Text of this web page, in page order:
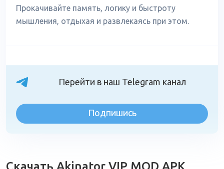
Прокачивайте память, логику и быстроту
мышления, отдыхая и развлекаясь при этом.
Перейти в наш Telegram канал
Подпишись
Скачать Akinator VIP MOD APK